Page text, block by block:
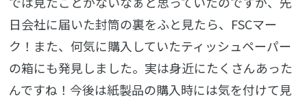
日会社に届いた封筒の裏をふと見たら、FSCマー
ク！また、何気に購入していたティッシュペーパー
の箱にも発見しました。実は身近にたくさんあった
んですね！今後は紙製品の購入時には気を付けて見